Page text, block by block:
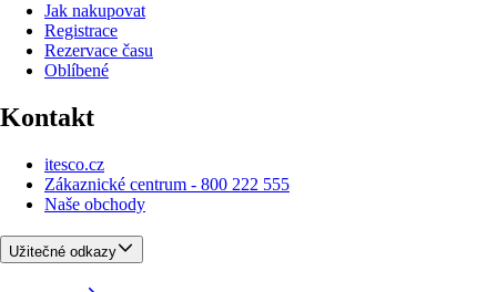
Jak nakupovat
Registrace
Rezervace času
Oblíbené
Kontakt
itesco.cz
Zákaznické centrum - 800 222 555
Naše obchody
Užitečné odkazy